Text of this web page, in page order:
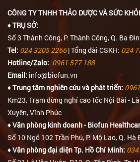
CÔNG TY TNHH THẢO DƯỢC VÀ SỨC
♦ TRỤ SỞ:
Số 3 Thành Công, P. Thành Công, Q. Ba
Tel: 024 3205 2266| Tổng đài CSKH: 024
Hotline/Zalo: 0961 577 188
Email: info@biofun.vn
♦ Trung tâm nghiên cứu và phát triển:
Km23, Trạm dừng nghỉ cao tốc Nội Bài -
Xuyên, Vĩnh Phúc
♦ Văn phòng kinh doanh - Biofun
Số 10 Ngõ 102 Trần Phú, P. Mộ Lao, Q. Hà
♦ Văn phòng đại diện Tp. Hồ Chí Minh: